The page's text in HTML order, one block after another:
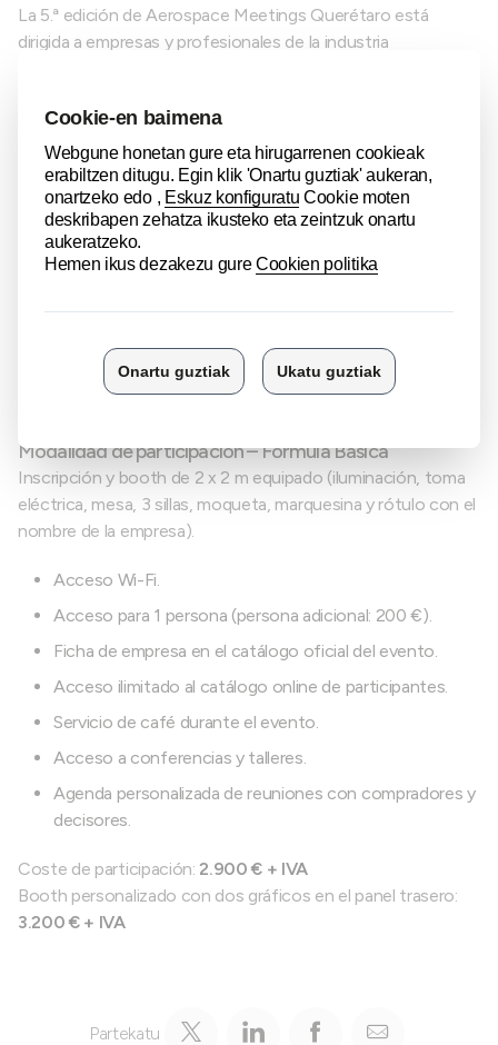
La 5.ª edición de Aerospace Meetings Querétaro está
dirigida a empresas y profesionales de la industria
evento importantes OEMs y proveedores Tier 1, como:
Airbus, Aernnova, Bell Helicopter, Boeing, Bombardier,
Collins Aerospace, Daher Aerospace, GE Aerospace,
Honeywell Aerospace, Parker, Recaro y Safran,
otros.
Al igual que el encuentro de automoción, Aerospace
Meetings Querétaro es un evento de matchmaking
empresarial, enfocado en reuniones B2B de alto valor
Modalidad de participación – Fórmula Básica
Inscripción y booth de 2 x 2 m equipado (iluminación, toma
eléctrica, mesa, 3 sillas, moqueta, marquesina y rótulo con el
nombre de la empresa).
Acceso Wi-Fi.
Acceso para 1 persona (persona adicional: 200 €).
Ficha de empresa en el catálogo oficial del evento.
Acceso ilimitado al catálogo online de participantes.
Servicio de café durante el evento.
Acceso a conferencias y talleres.
Agenda personalizada de reuniones con compradores y
decisores.
Coste de participación: 2.900 € + IVA
Booth personalizado con dos gráficos en el panel trasero:
3.200 € + IVA
Partekatu